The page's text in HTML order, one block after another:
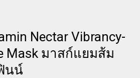
Nectar Vibrancy-
Mask มาสก์แยมส้ม
นน์